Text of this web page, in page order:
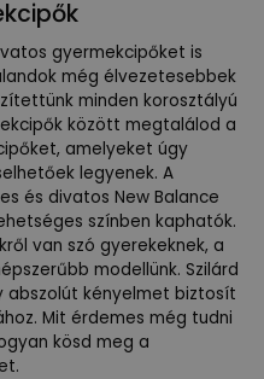
gyermekcipőket is
még élvezetesebbek
minden korosztályú
között megtalálod a
amelyeket úgy
legyenek. A
és divatos New Balance
színben kaphatók.
van szó gyerekeknek, a
modellünk. Szilárd
kényelmet biztosít
Mit érdemes még tudni
kösd meg a